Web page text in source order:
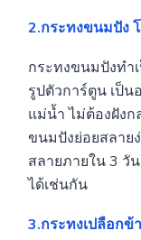
2.กระทงขนมปัง
กระทงขนมปังทำ
รูปตัวการ์ตูน เป็
แม่น้ำ ไม่ต้องฝัง
ขนมปังย่อยสลาย
สลายภายใน 3 วั
ได้เช่นกัน
3.กระทงเปลือก